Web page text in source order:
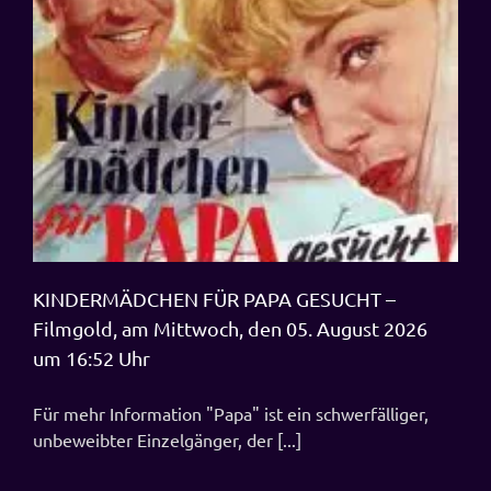
KINDERMÄDCHEN FÜR PAPA GESUCHT –
Filmgold, am Mittwoch, den 05. August 2026
um 16:52 Uhr
Für mehr Information "Papa" ist ein schwerfälliger,
unbeweibter Einzelgänger, der [...]